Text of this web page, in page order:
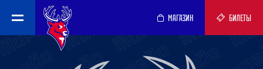
МАГАЗИН БИЛЕТЫ